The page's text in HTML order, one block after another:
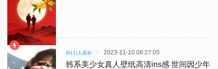
(911)人喜欢 2023-11-10 08:27:05
韩系美少女真人壁纸高清ins感 世间因少年